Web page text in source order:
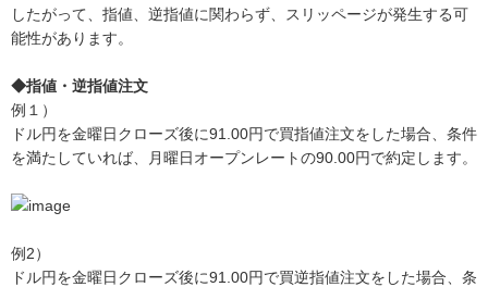
したがって、指値、逆指値に関わらず、スリッページが発生する可
能性があります。
◆指値・逆指値注文
例１）
ドル円を金曜日クローズ後に91.00円で買指値注文をした場合、条件
を満たしていれば、月曜日オープンレートの90.00円で約定します。
例2）
ドル円を金曜日クローズ後に91.00円で買逆指値注文をした場合、条